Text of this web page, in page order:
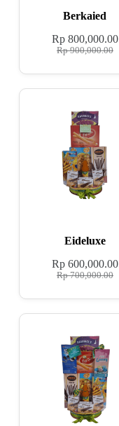
Berkaied
Rp900,000.00
Rp800,000.00
Eideluxe
Rp700,000.00
Rp600,000.00